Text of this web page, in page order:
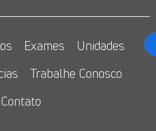
Exames
Unidades
Trabalhe Conosco
Contato